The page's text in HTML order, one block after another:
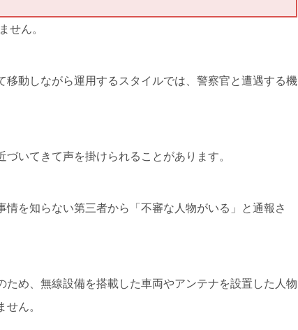
せん。
動しながら運用するスタイルでは、警察官と遭遇する機
いてきて声を掛けられることがあります。
を知らない第三者から「不審な人物がいる」と通報さ
め、無線設備を搭載した車両やアンテナを設置した人物
ん。